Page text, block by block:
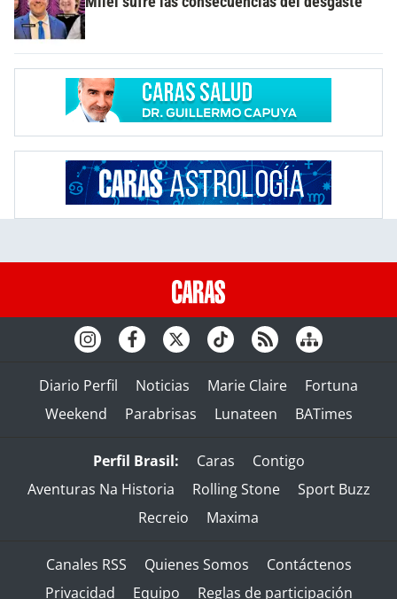
Diario Perfil Noticias Marie Claire
Fortuna
Weekend
Parabrisas Lunateen BATimes
Perfil Brasil: Caras
Contigo
Aventuras Na Historia
Rolling Stone
Sport Buzz
Recreio
Maxima
Canales RSS Quienes Somos
Contáctenos
Privacidad
Equipo Reglas de participación